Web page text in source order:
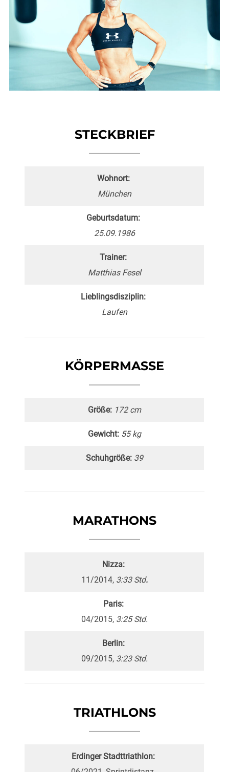
STECKBRIEF
Wohnort:
München
Geburtsdatum:
25.09.1986
Trainer:
Matthias Fesel
Lieblingsdisziplin:
Laufen
KÖRPERMASSE
Größe: 172 cm
Gewicht: 55 kg
Schuhgröße: 39
MARATHONS
Nizza:
11/2014, 3:33 Std.
Paris:
04/2015, 3:25 Std.
Berlin:
09/2015, 3:23 Std.
TRIATHLONS
Erdinger Stadttriathlon: